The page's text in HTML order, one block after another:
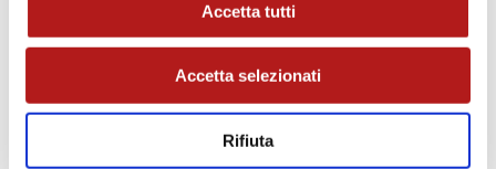
Accetta tutti
Accetta selezionati
Rifiuta
MATCH PROGRAM